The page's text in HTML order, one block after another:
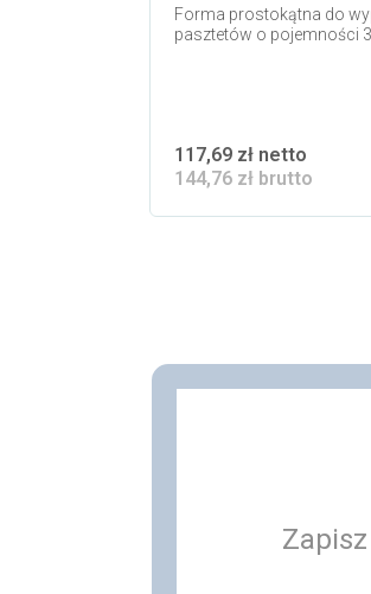
Forma prostokątna do
pasztetów o pojemności 3
117,69 zł netto
144,76 zł brutto